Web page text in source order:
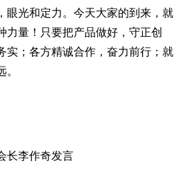
眼光和定力。今天大家的到来，就
力量！只要把产品做好，守正创
实；各方精诚合作，奋力前行；就
长李作奇发言